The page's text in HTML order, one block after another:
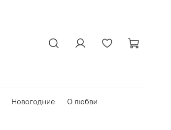
Новогодние О любви